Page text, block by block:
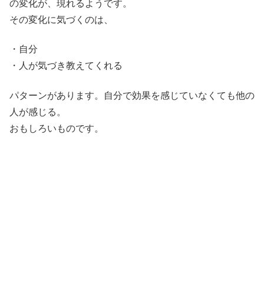
の変化が、現れるようです。
その変化に気づくのは、
・自分
・人が気づき教えてくれる
パターンがあります。自分で効果を感じていなくても他の
人が感じる。
おもしろいものです。